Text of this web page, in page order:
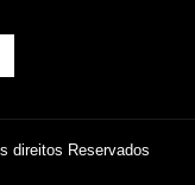
direitos Reservados